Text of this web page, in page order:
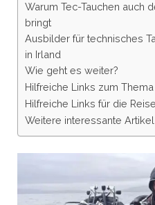
Warum Tec-Tauchen auch
bringt
Ausbilder für technisches
in Irland
Wie geht es weiter?
Hilfreiche Links zum
Hilfreiche Links für die
Weitere interessante